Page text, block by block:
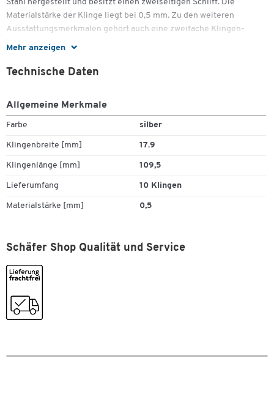
Mehr anzeigen
Stahl hergestellt und besitzt einen zweiseitigen Schliff. Die
Materialstärke der Klinge liegt bei 0,5 mm. Zu den weiteren
Ausstattungsmerkmalen gehört auch eine zweifache Klingen-
Facette.
Diese außerordentlich langlebigen Klingen haben eine Länge von
Weitere Details:
Aus hochwertigem Stahl
Stärke: 0,5 mm
Maße: L 109,5 x B 17,9 mm
In vorteilhaftem 10er-Set
In praktischer Klarsichtpackung
Technische Daten
Allgemeine Merkmale
Farbe silber
Klingenbreite [mm] 17.9
Klingenlänge [mm] 109,5
Lieferumfang 10 Klingen
Materialstärke [mm] 0,5
Schäfer Shop Qualität und Service
Zum Zoomen doppeltippen